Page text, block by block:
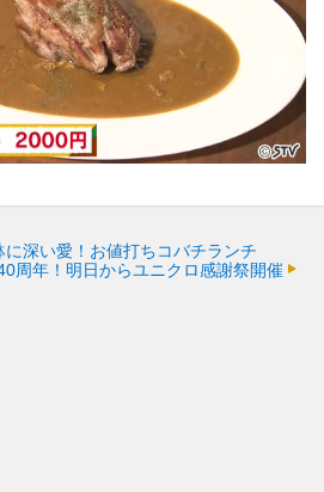
に深い愛！お値打ちコバチランチ
周年！明日からユニクロ感謝祭開催